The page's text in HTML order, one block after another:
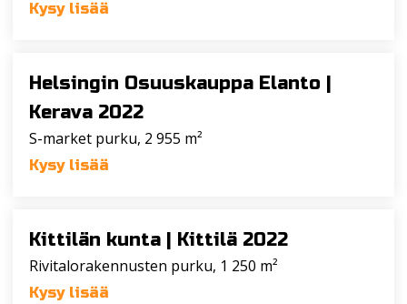
Kysy lisää
Helsingin Osuuskauppa Elanto |
Kerava 2022
S-market purku, 2 955 m²
Kysy lisää
Kittilän kunta | Kittilä 2022
Rivitalorakennusten purku, 1 250 m²
Kysy lisää